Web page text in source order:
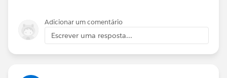
Adicionar um comentário
Escrever uma resposta...